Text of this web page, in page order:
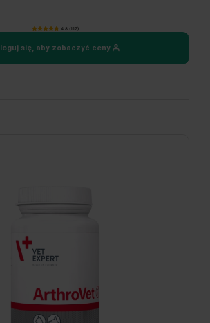
4.8 (117)
się, aby zobaczyć ceny